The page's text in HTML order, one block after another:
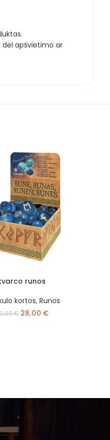
dėl apšvietimo ar
runos
kortos, Runos
€ 28,00 €